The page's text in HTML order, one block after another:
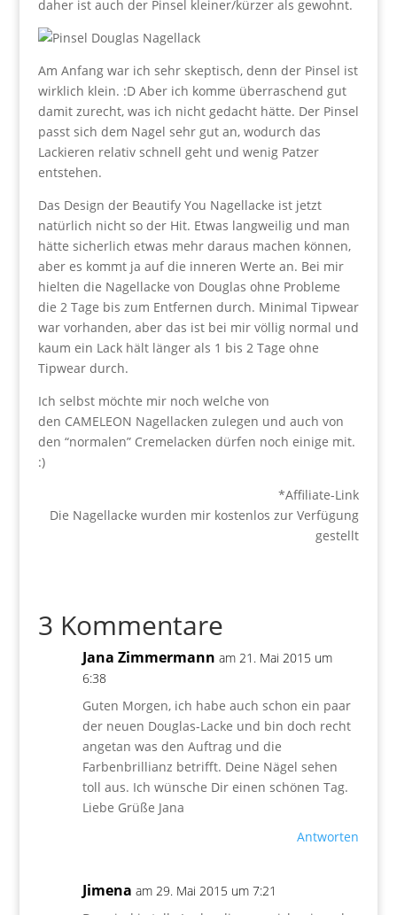
daher ist auch der Pinsel kleiner/kürzer als gewohnt.
Am Anfang war ich sehr skeptisch, denn der Pinsel ist
wirklich klein. :D Aber ich komme überraschend gut
damit zurecht, was ich nicht gedacht hätte. Der Pinsel
passt sich dem Nagel sehr gut an, wodurch das
Lackieren relativ schnell geht und wenig Patzer
entstehen.
Das Design der Beautify You Nagellacke ist jetzt
natürlich nicht so der Hit. Etwas langweilig und man
hätte sicherlich etwas mehr daraus machen können,
aber es kommt ja auf die inneren Werte an. Bei mir
hielten die Nagellacke von Douglas ohne Probleme
die 2 Tage bis zum Entfernen durch. Minimal Tipwear
war vorhanden, aber das ist bei mir völlig normal und
kaum ein Lack hält länger als 1 bis 2 Tage ohne
Tipwear durch.
Ich selbst möchte mir noch welche von
den CAMELEON Nagellacken zulegen und auch von
den “normalen” Cremelacken dürfen noch einige mit.
:)
*Affiliate-Link
Die Nagellacke wurden mir kostenlos zur Verfügung
gestellt
3 Kommentare
Jana Zimmermann am 21. Mai 2015 um
6:38
Guten Morgen, ich habe auch schon ein paar
der neuen Douglas-Lacke und bin doch recht
angetan was den Auftrag und die
Farbenbrillianz betrifft. Deine Nägel sehen
toll aus. Ich wünsche Dir einen schönen Tag.
Liebe Grüße Jana
Antworten
Jimena am 29. Mai 2015 um 7:21